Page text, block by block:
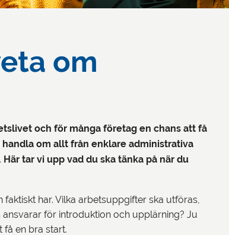
om
och för många företag en chans att få
om allt från enklare administrativa
tar vi upp vad du ska tänka på när du
har. Vilka arbetsuppgifter ska utföras,
för introduktion och upplärning? Ju
en bra start.